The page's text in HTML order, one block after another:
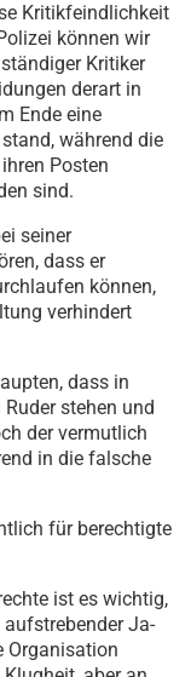
Kritikfeindlichkeit
können wir
Kritiker
derart in
Ende eine
während die
Posten
sind.
seiner
dass er
können,
verhindert
dass in
stehen und
der vermutlich
in die falsche
für berechtigte
ist es wichtig,
Ja-
Organisation